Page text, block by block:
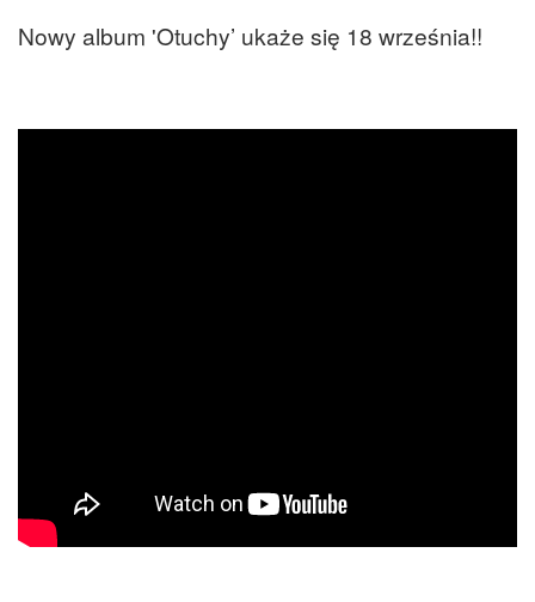
Nowy album 'Otuchy’ ukaże się 18 września!!